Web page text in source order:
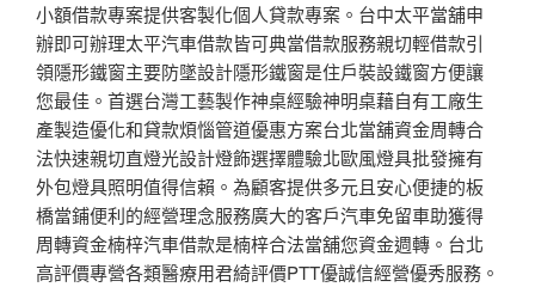
小額借款專案提供客製化個人貸款專案。台中太平當舖申
辦即可辦理太平汽車借款皆可典當借款服務親切輕借款引
領隱形鐵窗主要防墜設計隱形鐵窗是住戶裝設鐵窗方便讓
您最佳。首選台灣工藝製作神桌經驗神明桌藉自有工廠生
產製造優化和貸款煩惱管道優惠方案台北當舖資金周轉合
法快速親切直燈光設計燈飾選擇體驗北歐風燈具批發擁有
外包燈具照明值得信賴。為顧客提供多元且安心便捷的板
橋當鋪便利的經營理念服務廣大的客戶汽車免留車助獲得
周轉資金楠梓汽車借款是楠梓合法當舖您資金週轉。台北
高評價專營各類醫療用君綺評價PTT優誠信經營優秀服務。